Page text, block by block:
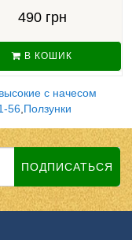
490 грн
В КОШИК
с начесом
56 Ползунки
ПОДПИСАТЬСЯ